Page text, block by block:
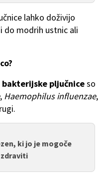
lahko doživijo
do modrih ustnic ali
bakterijske pljučniceso
, Haemophilus influenzae,
ki jo je mogoče